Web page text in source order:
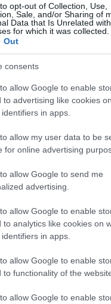
opt-out of Collection, Use,
Sale, and/or Sharing of
Data that Is Unrelated
for which it was collected.
Out
consents
allow Google to enable
to advertising like cookies
in apps.
allow my user data to be
for online advertising
allow Google to send me
advertising.
allow Google to enable
to analytics like cookies on
in apps.
allow Google to enable
to functionality of the
allow Google to enable